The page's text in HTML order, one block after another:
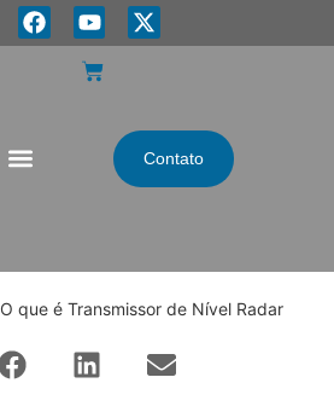
Contato
O que é Transmissor de Nível Radar